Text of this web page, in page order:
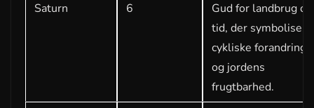
Saturn
6
Gud for landbrug og
tid, der
cykliske
og jordens
frugtbarhed.